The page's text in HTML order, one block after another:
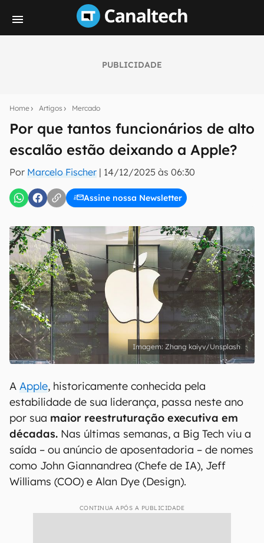
PUBLICIDADE
Home Artigos Mercado
Por que tantos funcionários de alto
escalão estão deixando a Apple?
Por Marcelo Fischer | 14/12/2025 às 06:30
Assine nossa Newsletter
notícias e reviews sobre tecnologia em primeira
E-mail
inscreva-se
Confirmo que li, aceito e concordo com os Termos de
Uso e Política de Privacidade do Canaltech.
Zhang kaiyv/Unsplash
A Apple, historicamente conhecida pela
estabilidade de sua liderança, passa neste ano
por sua maior reestruturação executiva em
décadas. Nas últimas semanas, a Big Tech viu a
saída – ou anúncio de aposentadoria – de nomes
como John Giannandrea (Chefe de IA), Jeff
Williams (COO) e Alan Dye (Design).
CONTINUA APÓS A PUBLICIDADE